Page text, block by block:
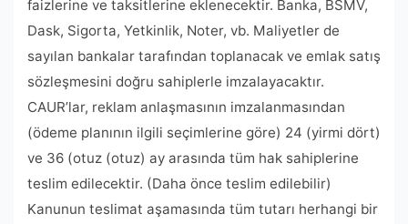
faizlerine ve taksitlerine eklenecektir. Banka, BSMV,
Dask, Sigorta, Yetkinlik, Noter, vb. Maliyetler de
sayılan bankalar tarafından toplanacak ve emlak satış
sözleşmesini doğru sahiplerle imzalayacaktır.
CAUR’lar, reklam anlaşmasının imzalanmasından
(ödeme planının ilgili seçimlerine göre) 24 (yirmi dört)
ve 36 (otuz (otuz) ay arasında tüm hak sahiplerine
teslim edilecektir. (Daha önce teslim edilebilir)
Kanunun teslimat aşamasında tüm tutarı herhangi bir